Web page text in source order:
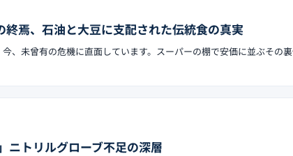
焉、石油と大豆に支配された伝統食の真実
、未曾有の危機に直面しています。スーパーの棚で安価に並ぶその裏
ニトリルグローブ不足の深層